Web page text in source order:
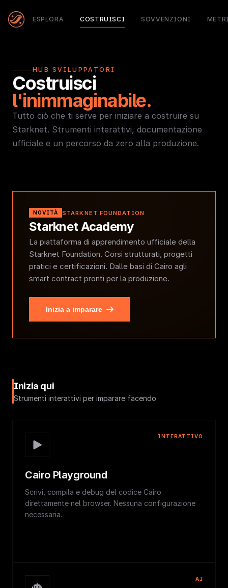
ESPLORA COSTRUISCI SOVVENZIONI
HUB SVILUPPATORI
Costruisci
l'inimmaginabile.
Tutto ciò che ti serve per iniziare a costruire su
Starknet. Strumenti interattivi, documentazione
ufficiale e un percorso da zero alla produzione.
NOVITÀ STARKNET FOUNDATION
Starknet Academy
La piattaforma di apprendimento ufficiale della
Starknet Foundation. Corsi strutturati, progetti
pratici e certificazioni. Dalle basi di Cairo agli
smart contract pronti per la produzione.
Inizia a imparare
Inizia qui
Strumenti interattivi per imparare facendo
INTERATTIVO
Cairo Playground
Scrivi, compila e debug del codice Cairo
direttamente nel browser. Nessuna configurazione
necessaria.
AI